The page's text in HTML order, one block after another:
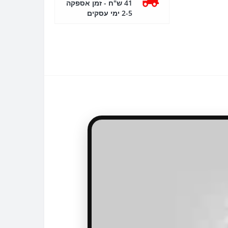
41 ש"ח - זמן אספקה
2-5 ימי עסקים